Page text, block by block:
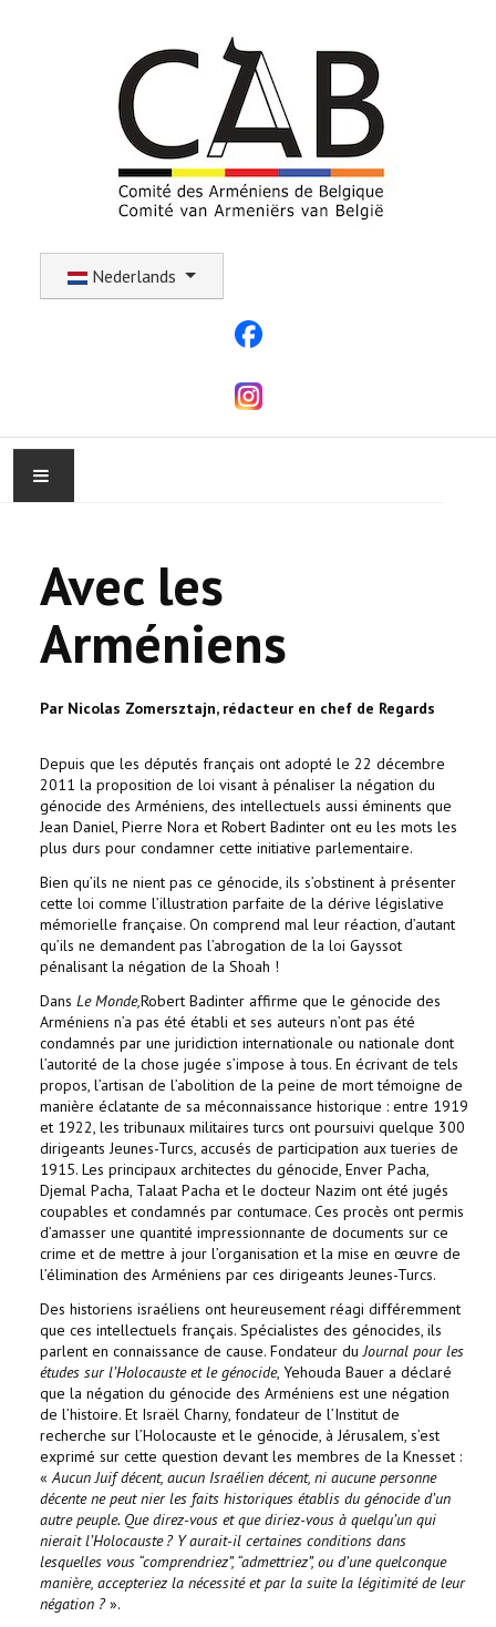
Nederlands
ACTUALITEIT
GEMEENSCHAP
KERK
HAY DOUN
VERENIGINGEN
CONTACT
Avec les
Arméniens
Par Nicolas Zomersztajn, rédacteur en chef de Regards
Depuis que les députés français ont adopté le 22 décembre
2011 la proposition de loi visant à pénaliser la négation du
génocide des Arméniens, des intellectuels aussi éminents que
Jean Daniel, Pierre Nora et Robert Badinter ont eu les mots les
plus durs pour condamner cette initiative parlementaire.
Bien qu’ils ne nient pas ce génocide, ils s’obstinent à présenter
cette loi comme l’illustration parfaite de la dérive législative
mémorielle française. On comprend mal leur réaction, d’autant
qu’ils ne demandent pas l’abrogation de la loi Gayssot
pénalisant la négation de la Shoah !
Dans Le Monde,Robert Badinter affirme que le génocide des
Arméniens n’a pas été établi et ses auteurs n’ont pas été
condamnés par une juridiction internationale ou nationale dont
l’autorité de la chose jugée s’impose à tous. En écrivant de tels
propos, l’artisan de l’abolition de la peine de mort témoigne de
manière éclatante de sa méconnaissance historique : entre 1919
et 1922, les tribunaux militaires turcs ont poursuivi quelque 300
dirigeants Jeunes-Turcs, accusés de participation aux tueries de
1915. Les principaux architectes du génocide, Enver Pacha,
Djemal Pacha, Talaat Pacha et le docteur Nazim ont été jugés
coupables et condamnés par contumace. Ces procès ont permis
d’amasser une quantité impressionnante de documents sur ce
crime et de mettre à jour l’organisation et la mise en œuvre de
l’élimination des Arméniens par ces dirigeants Jeunes-Turcs.
Des historiens israéliens ont heureusement réagi différemment
que ces intellectuels français. Spécialistes des génocides, ils
parlent en connaissance de cause. Fondateur duJournal pour les
études sur l’Holocausteet le génocide, Yehouda Bauer a déclaré
que la négation du génocide des Arméniens est une négation
de l’histoire. Et Israël Charny, fondateur de l’Institut de
recherche sur l’Holocauste et le génocide, à Jérusalem, s’est
exprimé sur cette question devant les membres de la Knesset :
«Aucun Juif décent, aucun Israélien décent, ni aucune personne
décente ne peut nier les faits historiques établis du génocide d’un
autre peuple. Que direz-vous et que diriez-vous à quelqu’un qui
nierait l’Holocauste ? Y aurait-il certaines conditions dans
lesquelles vous “comprendriez”, “admettriez”, ou d’une quelconque
manière, accepteriez la nécessité et par la suite la légitimité de leur
négation ?».